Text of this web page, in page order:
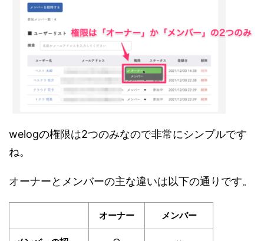
welogの権限は2つのみなので非常にシンプルです
ね。
オーナーとメンバーの主な違いは以下の通りです。
オーナー メンバー